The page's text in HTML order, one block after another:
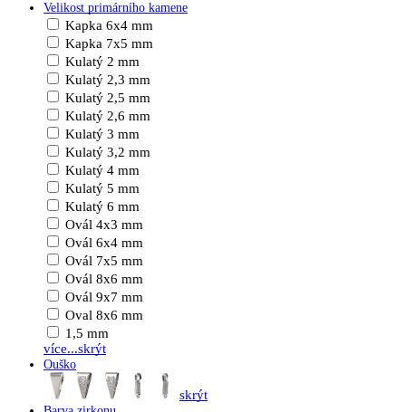
Velikost primárního kamene
Kapka 6x4 mm
Kapka 7x5 mm
Kulatý 2 mm
Kulatý 2,3 mm
Kulatý 2,5 mm
Kulatý 2,6 mm
Kulatý 3 mm
Kulatý 3,2 mm
Kulatý 4 mm
Kulatý 5 mm
Kulatý 6 mm
Ovál 4x3 mm
Ovál 6x4 mm
Ovál 7x5 mm
Ovál 8x6 mm
Ovál 9x7 mm
Oval 8x6 mm
1,5 mm
více...skrýt
Ouško
skrýt